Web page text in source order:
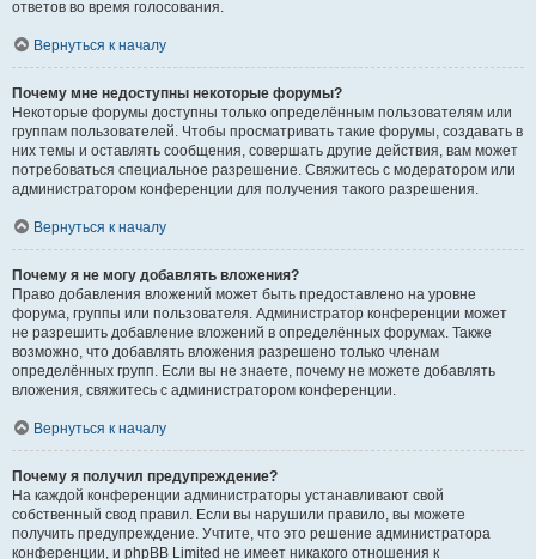
ответов во время голосования.
Вернуться к началу
Почему мне недоступны некоторые форумы?
Некоторые форумы доступны только определённым пользователям или
группам пользователей. Чтобы просматривать такие форумы, создавать в
них темы и оставлять сообщения, совершать другие действия, вам может
потребоваться специальное разрешение. Свяжитесь с модератором или
администратором конференции для получения такого разрешения.
Вернуться к началу
Почему я не могу добавлять вложения?
Право добавления вложений может быть предоставлено на уровне
форума, группы или пользователя. Администратор конференции может
не разрешить добавление вложений в определённых форумах. Также
возможно, что добавлять вложения разрешено только членам
определённых групп. Если вы не знаете, почему не можете добавлять
вложения, свяжитесь с администратором конференции.
Вернуться к началу
Почему я получил предупреждение?
На каждой конференции администраторы устанавливают свой
собственный свод правил. Если вы нарушили правило, вы можете
получить предупреждение. Учтите, что это решение администратора
конференции, и phpBB Limited не имеет никакого отношения к